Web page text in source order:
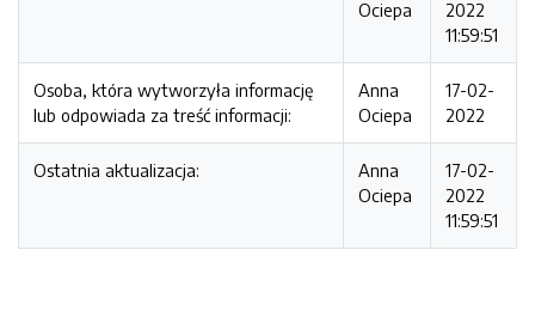
Ociepa
2022
11:59:51
Osoba, która wytworzyła informację
lub odpowiada za treść informacji:
Anna
Ociepa
17-02-
2022
Ostatnia aktualizacja:
Anna
Ociepa
17-02-
2022
11:59:51